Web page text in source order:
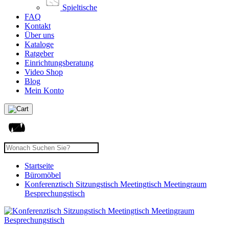
Spieltische
FAQ
Kontakt
Über uns
Kataloge
Ratgeber
Einrichtungsberatung
Video Shop
Blog
Mein Konto
Startseite
Büromöbel
Konferenztisch Sitzungstisch Meetingtisch Meetingraum
Besprechungstisch